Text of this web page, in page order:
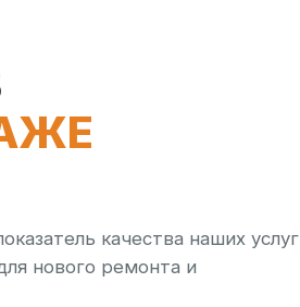
качества наших услуг
нового ремонта и